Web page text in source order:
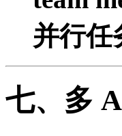
并行任
七、多